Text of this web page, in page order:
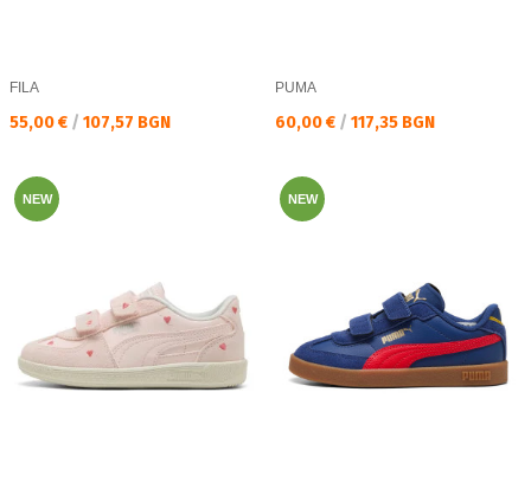
FILA
Текуща цена:
55,00 € / 107,57 BGN
PUMA
Текуща цена:
60,00 € / 117,35 BGN
NEW NEW